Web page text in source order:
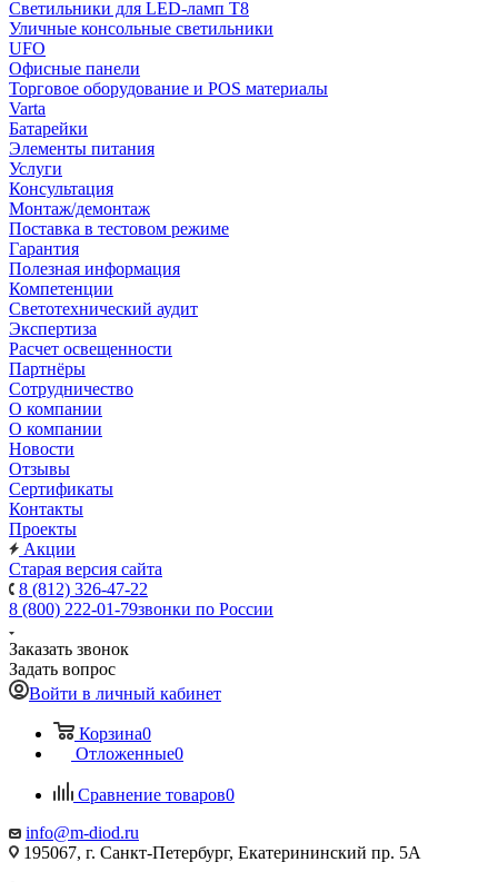
Светильники для LED-ламп T8
Уличные консольные светильники
UFO
Офисные панели
Торговое оборудование и POS материалы
Varta
Батарейки
Элементы питания
Услуги
Консультация
Монтаж/демонтаж
Поставка в тестовом режиме
Гарантия
Полезная информация
Компетенции
Светотехнический аудит
Экспертиза
Расчет освещенности
Партнёры
Cотрудничество
О компании
О компании
Новости
Отзывы
Сертификаты
Контакты
Проекты
Акции
Старая версия сайта
8 (812) 326-47-22
8 (800) 222-01-79звонки по России
Заказать звонок
Задать вопрос
Войти в личный кабинет
Корзина0
Отложенные0
Сравнение товаров0
info@m-diod.ru
195067, г. Санкт-Петербург, Екатерининский пр. 5А